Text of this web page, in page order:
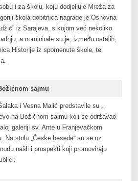
i za školu, koju dodjeljuje Mreža za
škola dobitnica nagrade je Osnovna
iz Sarajeva, s kojom već nekoliko
a nominirale su je, između ostalih,
Historije iz spomenute škole, te
sajmu
i Vesna Malić predstavile su „
na Božićnom sajmu koji se održavao
galeriji sv. Ante u Franjevačkom
Na stolu „Česke besede“ su se uz
našli i prospekti koji promoviraju